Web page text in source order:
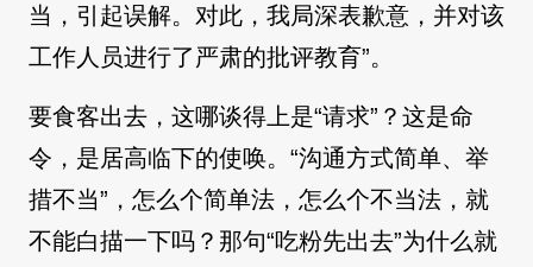
当，引起误解。对此，我局深表歉意，并对该
工作人员进行了严肃的批评教育”。
要食客出去，这哪谈得上是“请求”？这是命
令，是居高临下的使唤。“沟通方式简单、举
措不当”，怎么个简单法，怎么个不当法，就
不能白描一下吗？那句“吃粉先出去”为什么就